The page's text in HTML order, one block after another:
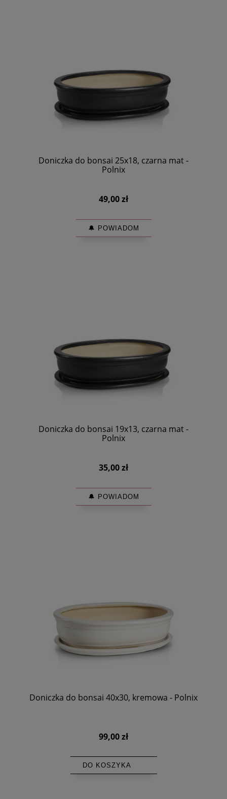
Doniczka do bonsai 25x18, czarna mat -
Polnix
49,00 zł
🔔 POWIADOM
Doniczka do bonsai 19x13, czarna mat -
Polnix
35,00 zł
🔔 POWIADOM
Doniczka do bonsai 40x30, kremowa - Polnix
99,00 zł
DO KOSZYKA